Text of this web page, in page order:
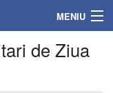
MENIU
de Ziua